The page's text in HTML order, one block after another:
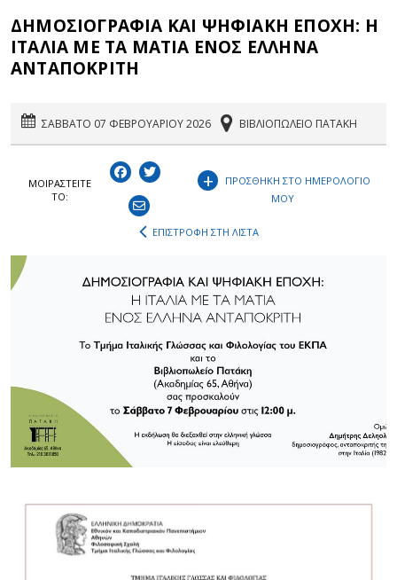
ΔΗΜΟΣΙΟΓΡΑΦΙΑ ΚΑΙ ΨΗΦΙΑΚΗ ΕΠΟΧΗ: Η
ΙΤΑΛΙΑ ΜΕ ΤΑ ΜΑΤΙΑ ΕΝΟΣ ΕΛΛΗΝΑ
ΑΝΤΑΠΟΚΡΙΤΗ
ΣΑΒΒΑΤΟ 07 ΦΕΒΡΟΥΑΡΙΟΥ 2026 ΒΙΒΛΙΟΠΩΛΕΙΟ ΠΑΤΑΚΗ
ΜΟΙΡΑΣΤEIΤΕ
ΤΟ:
+
ΠΡΟΣΘΗΚΗ ΣΤΟ ΗΜΕΡΟΛΟΓΙΟ
ΜΟΥ
ΕΠΙΣΤΡΟΦΗ ΣΤΗ ΛΙΣΤΑ